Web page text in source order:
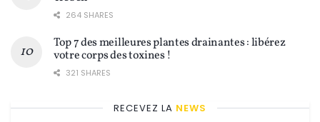
264 SHARES
Top 7 des meilleures plantes drainantes : libérez
votre corps des toxines !
321 SHARES
RECEVEZ LA NEWS